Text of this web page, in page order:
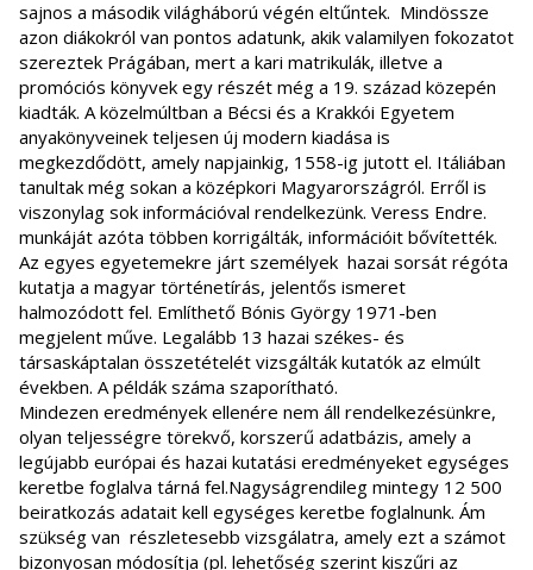
sajnos a második világháború végén eltűntek. Mindössze
azon diákokról van pontos adatunk, akik valamilyen fokozatot
szereztek Prágában, mert a kari matrikulák, illetve a
promóciós könyvek egy részét még a 19. század közepén
kiadták. A közelmúltban a Bécsi és a Krakkói Egyetem
anyakönyveinek teljesen új modern kiadása is
megkezdődött, amely napjainkig, 1558-ig jutott el. Itáliában
tanultak még sokan a középkori Magyarországról. Erről is
viszonylag sok információval rendelkezünk. Veress Endre.
munkáját azóta többen korrigálták, információit bővítették.
Az egyes egyetemekre járt személyek hazai sorsát régóta
kutatja a magyar történetírás, jelentős ismeret
halmozódott fel. Említhető Bónis György 1971-ben
megjelent műve. Legalább 13 hazai székes- és
társaskáptalan összetételét vizsgálták kutatók az elmúlt
években. A példák száma szaporítható.
Mindezen eredmények ellenére nem áll rendelkezésünkre,
olyan teljességre törekvő, korszerű adatbázis, amely a
legújabb európai és hazai kutatási eredményeket egységes
keretbe foglalva tárná fel.Nagyságrendileg mintegy 12 500
beiratkozás adatait kell egységes keretbe foglalnunk. Ám
szükség van részletesebb vizsgálatra, amely ezt a számot
bizonyosan módosítja (pl. lehetőség szerint kiszűri az